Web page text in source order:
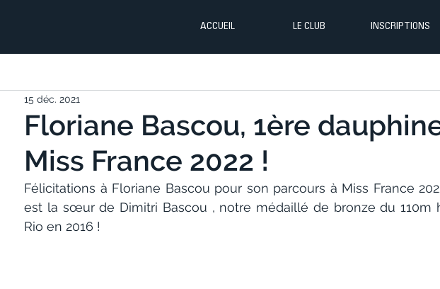
ACCUEIL LE CLUB INSCRIPTIONS
Floriane Bascou, 1ère
Miss France 2022 !
15 déc. 2021
Félicitations à Floriane Bascou pour son parcours à Miss France
est la sœur de Dimitri Bascou , notre médaillé de bronze du 110m
Rio en 2016 !